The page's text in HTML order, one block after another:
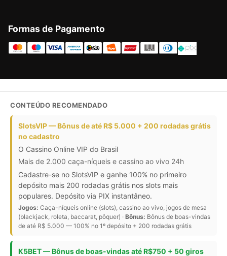
Formas de Pagamento
CONTEÚDO RECOMENDADO
SlotsVIP — Bônus de até R$ 5.000 + 200 rodadas grátis
no cadastro
O Cassino Online VIP do Brasil
Mais de 2.000 caça-níqueis e cassino ao vivo 24h
Cadastre-se no SlotsVIP e ganhe 100% no primeiro
depósito mais 200 rodadas grátis nos slots mais
populares. Depósito via PIX instantâneo.
Jogos: Caça-níqueis online (slots), cassino ao vivo, jogos de mesa
(blackjack, roleta, baccarat, pôquer) · Bônus: Bônus de boas-vindas
de até R$ 5.000 — 100% no 1º depósito + 200 rodadas grátis
K5BET — Bônus de boas-vindas até R$750 + 50 giros